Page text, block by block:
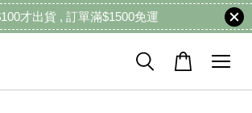
才出貨 , 訂單滿$1500免運